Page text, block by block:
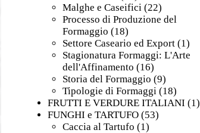
Malghe e Caseifici (22)
Processo di Produzione del
Formaggio (18)
Settore Caseario ed Export(1)
Stagionatura Formaggi: L'Arte
dell'Affinamento (16)
Storia del Formaggio (9)
Tipologie di Formaggi (18)
FRUTTI E VERDURE ITALIANI (1)
FUNGHI e TARTUFO(53)
Caccia al Tartufo (1)